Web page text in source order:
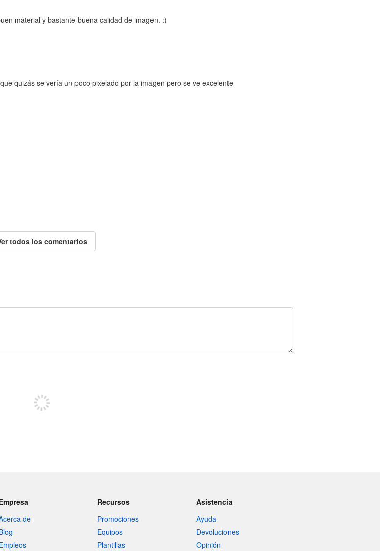
material y bastante buena calidad de imagen. :)
quizás se vería un poco pixelado por la imagen pero se ve excelente
todos los comentarios
de
Recursos
Promociones
Equipos
Plantillas
Asistencia
Ayuda
Devoluciones
Opinión